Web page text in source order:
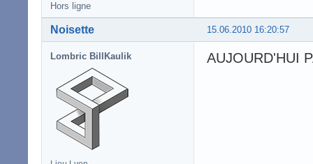
Hors ligne
15.06.2010 16:20:57
Noisette
Lombric BillKaulik AUJOURD'HUI